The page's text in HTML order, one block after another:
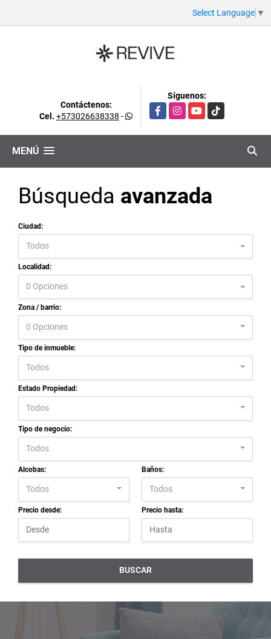
Select Language ▼
Contáctenos:
Cel. +573026638338 -
Síguenos:
FacebookInstagramYouTubeTikTok
MENÚ
Búsqueda avanzada
Ciudad:
Todos
Localidad:
0 Opciones
Zona / barrio:
0 Opciones
Tipo de inmueble:
Todos
Estado Propiedad:
Todos
Tipo de negocio:
Todos
Alcobas:
Todos
Baños:
Todos
Precio desde: Precio hasta:
BUSCAR